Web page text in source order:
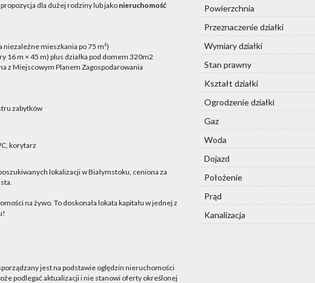
dla dużej rodziny lub jako nieruchomość
niezależne mieszkania po 75 m²)
16 m × 45 m) plus działka pod domem 320m2
z Miejscowym Planem Zagospodarowania
zabytków
korytarz
lokalizacji w Białymstoku, ceniona za
na żywo. To doskonała lokata kapitału w jednej z
jest na podstawie oględzin nieruchomości
podlegać aktualizacji i nie stanowi oferty określonej
Powierzchnia
Przeznaczenie działki
Wymiary działki
Stan prawny
Kształt działki
Ogrodzenie działki
Gaz
Woda
Dojazd
Położenie
Prąd
Kanalizacja